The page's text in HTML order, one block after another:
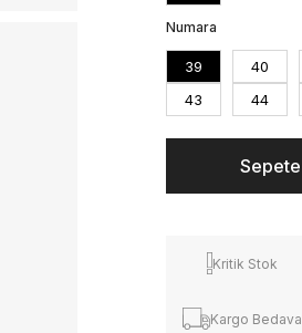
Numara
39 40
43
44
Kritik Stok
Kargo Bedava